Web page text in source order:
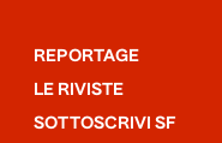
REPORTAGE
LE RIVISTE
SOTTOSCRIVI SF